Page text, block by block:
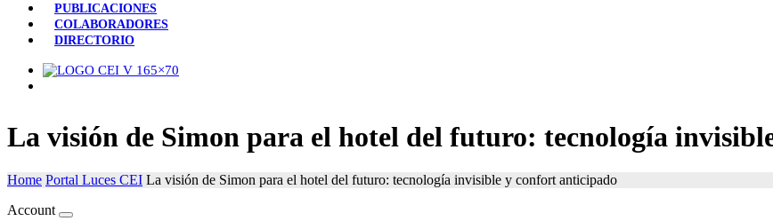
PUBLICACIONES
COLABORADORES
DIRECTORIO
La visión de Simon para el hotel del futuro: tecnología
Home Portal Luces CEI La visión de Simon para el hotel del futuro: tecnología invisible y confort anticipado
Account